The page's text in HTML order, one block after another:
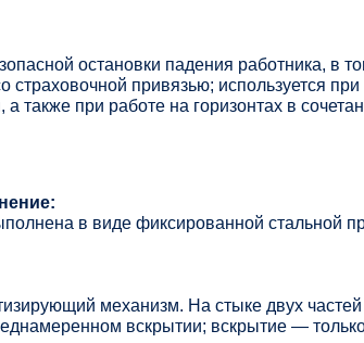
остановки падения работника, в
страховочной привязью; используется
также при работе на горизонтах в
в виде фиксированной стальной
механизм. На стыке двух
вскрытии; вскрытие —